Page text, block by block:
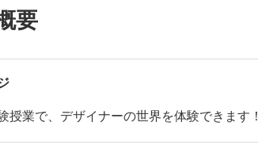
要
授業で、デザイナーの世界を体験できます！